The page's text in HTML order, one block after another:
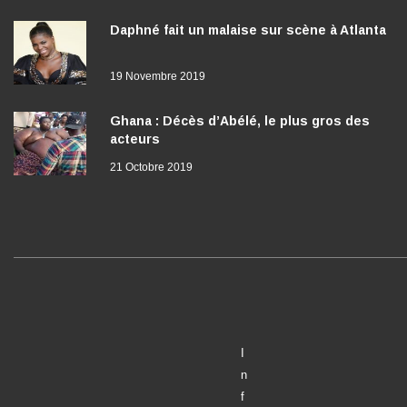
Daphné fait un malaise sur scène à Atlanta
19 Novembre 2019
Ghana : Décès d’Abélé, le plus gros des
acteurs
21 Octobre 2019
n
f